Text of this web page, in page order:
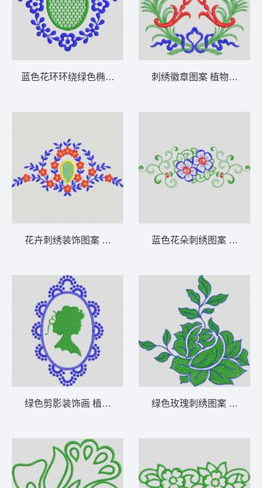
蓝色花环环绕绿色椭圆图案 植物花型
花卉刺绣装饰图案 植物花型
绿色剪影装饰画 植物花型
刺绣徽章图案 植物花型
蓝色花朵刺绣图案 植物花
绿色玫瑰刺绣图案 植物花